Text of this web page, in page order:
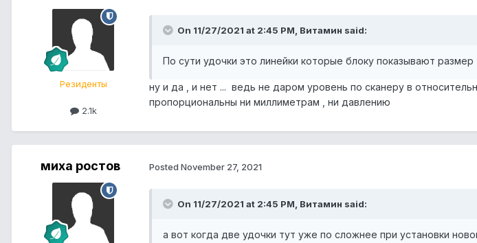
Резиденты
2.1k
On 11/27/2021 at 2:45 PM, Витамин said:
По сути удочки это линейки которые блоку показывают размер
ну и да , и нет ... ведь не даром уровень по сканеру в
пропорциональны ни миллиметрам , ни давлению
миха ростов Posted November 27, 2021
On 11/27/2021 at 2:45 PM, Витамин said:
а вот когда две удочки тут уже по сложнее при установки